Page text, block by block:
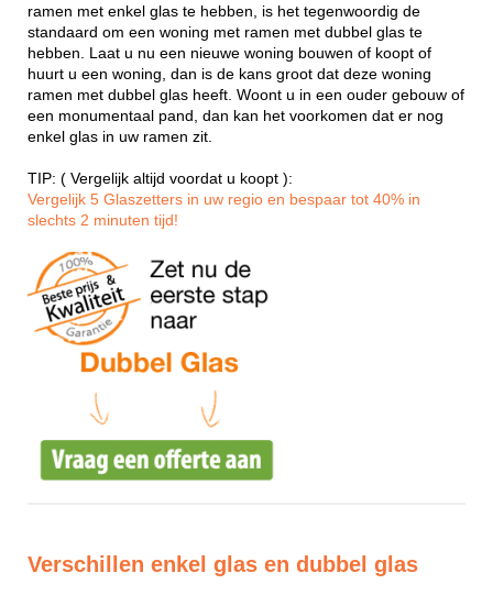
ramen met enkel glas te hebben, is het tegenwoordig de
standaard om een woning met ramen met dubbel glas te
hebben. Laat u nu een nieuwe woning bouwen of koopt of
huurt u een woning, dan is de kans groot dat deze woning
ramen met dubbel glas heeft. Woont u in een ouder gebouw of
een monumentaal pand, dan kan het voorkomen dat er nog
enkel glas in uw ramen zit.
TIP: ( Vergelijk altijd voordat u koopt ):
Vergelijk 5 Glaszetters in uw regio en bespaar tot 40% in
slechts 2 minuten tijd!
Verschillen enkel glas en dubbel glas